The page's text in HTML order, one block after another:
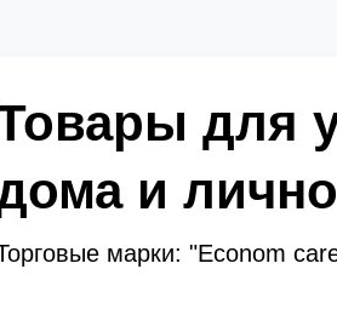
для
и
марки: "Econom